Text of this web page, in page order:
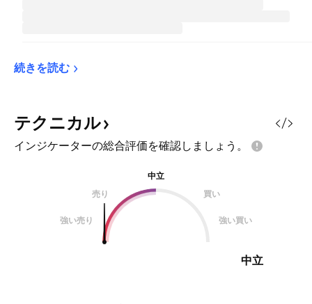
続きを読む
テクニカル
インジケーターの総合評価を確認しましょう。
中立
売り
買い
強い売り 強い買い
中立